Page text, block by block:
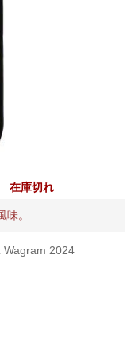
在庫切れ
。
Wagram 2024